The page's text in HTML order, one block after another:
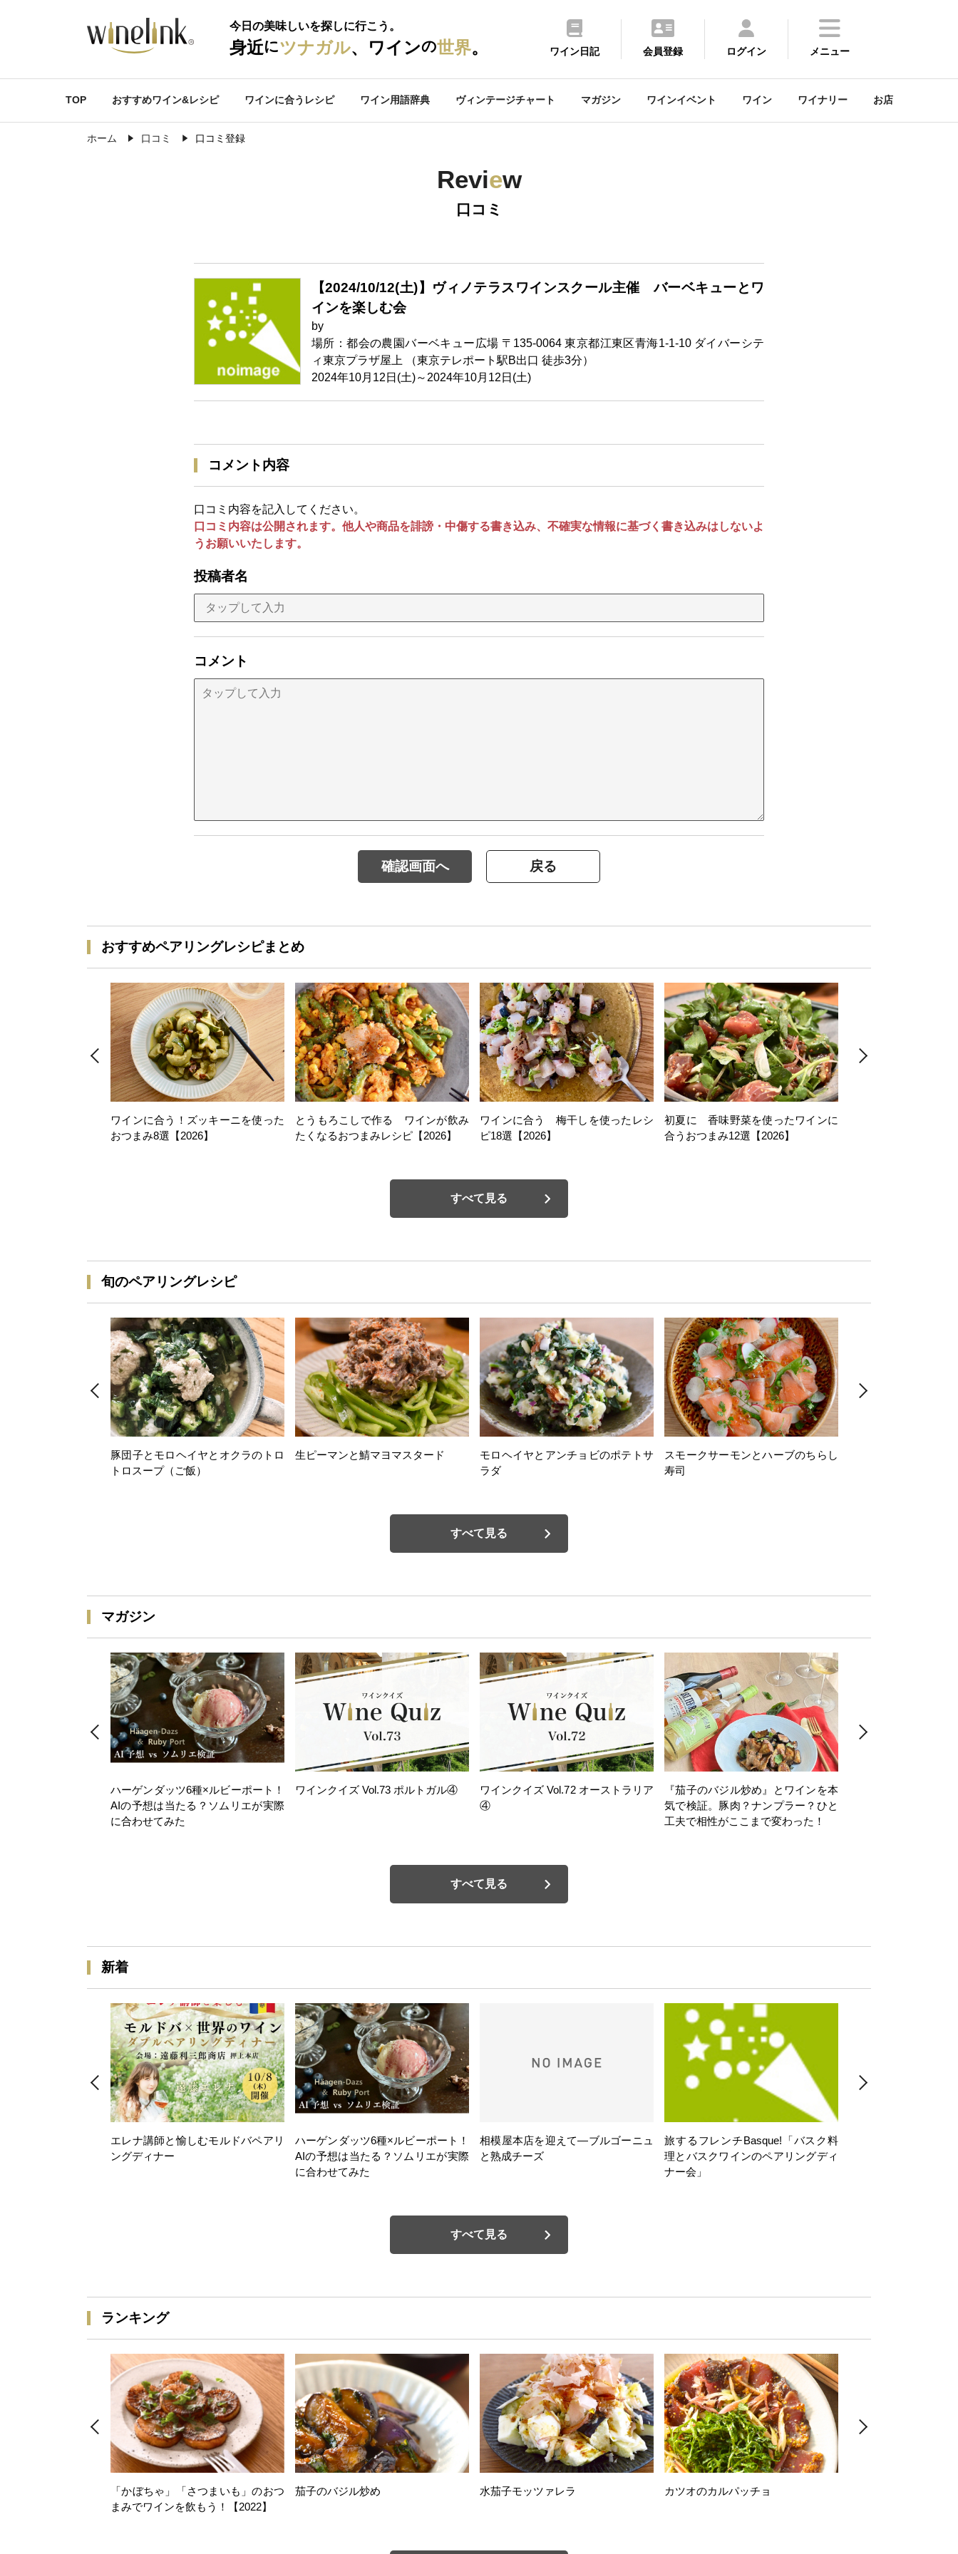
今日の美味しいを探しに行こう。
身近にツナガル、ワインの世界。 ワイン日記 会員登録 ログイン メニュー
TOP おすすめワイン&レシピ ワインに合うレシピ ワイン用語辞典 ヴィンテージチャート マガジン ワインイベント ワイン ワイナリー お店
ホーム 口コミ 口コミ登録
Review
口コミ
【2024/10/12(土)】ヴィノテラスワインスクール主催 バーベキューとワ
インを楽しむ会
by
場所：都会の農園バーベキュー広場 〒135-0064 東京都江東区青海1-1-10 ダイバーシテ
ィ東京プラザ屋上 （東京テレポート駅B出口 徒歩3分）
2024年10月12日(土)～2024年10月12日(土)
コメント内容
口コミ内容を記入してください。
口コミ内容は公開されます。他人や商品を誹謗・中傷する書き込み、不確実な情報に基づく書き込みはしないよ
うお願いいたします。
投稿者名
コメント
確認画面へ 戻る
おすすめペアリングレシピまとめ
ワインに合う！ズッキーニを使った
おつまみ8選【2026】
とうもろこしで作る ワインが飲み
たくなるおつまみレシピ【2026】
ワインに合う 梅干しを使ったレシ
ピ18選【2026】
初夏に 香味野菜を使ったワインに
合うおつまみ12選【2026】
すべて見る
旬のペアリングレシピ
豚団子とモロヘイヤとオクラのトロ
トロスープ（ご飯）
生ピーマンと鯖マヨマスタード
モロヘイヤとアンチョビのポテトサ
ラダ
スモークサーモンとハーブのちらし
寿司
すべて見る
マガジン
ハーゲンダッツ6種×ルビーポート！
AIの予想は当たる？ソムリエが実際
に合わせてみた
ワインクイズ Vol.73 ポルトガル④
ワインクイズ Vol.72 オーストラリア
④
『茄子のバジル炒め』とワインを本
気で検証。豚肉？ナンプラー？ひと
工夫で相性がここまで変わった！
すべて見る
新着
エレナ講師と愉しむモルドバペアリ
ングディナー
ハーゲンダッツ6種×ルビーポート！
AIの予想は当たる？ソムリエが実際
に合わせてみた
相模屋本店を迎えて―ブルゴーニュ
と熟成チーズ
旅するフレンチBasque!「バスク料
理とバスクワインのペアリングディ
ナー会」
すべて見る
ランキング
「かぼちゃ」「さつまいも」のおつ
まみでワインを飲もう！【2022】
茄子のバジル炒め 水茄子モッツァレラ カツオのカルパッチョ